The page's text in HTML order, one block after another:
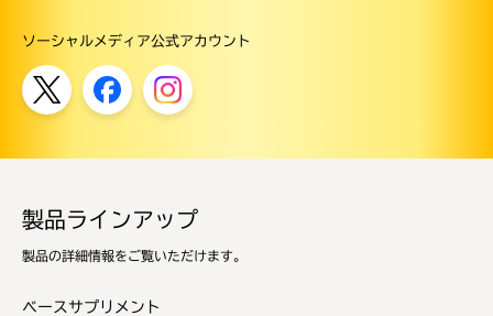
ソーシャルメディア公式アカウント
製品ラインアップ
製品の詳細情報をご覧いただけます。
ベースサプリメント